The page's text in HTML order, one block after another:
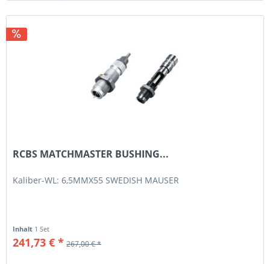
RCBS MATCHMASTER BUSHING...
Kaliber-WL: 6,5MMX55 SWEDISH MAUSER
Inhalt 1 Set
241,73 € * 267,00 € *